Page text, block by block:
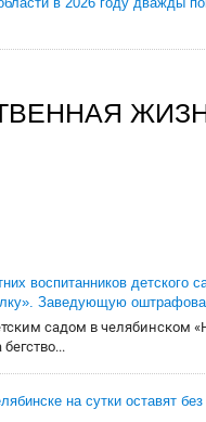
воспитанников детского
Заведующую
садом в челябинском
на сутки оставят